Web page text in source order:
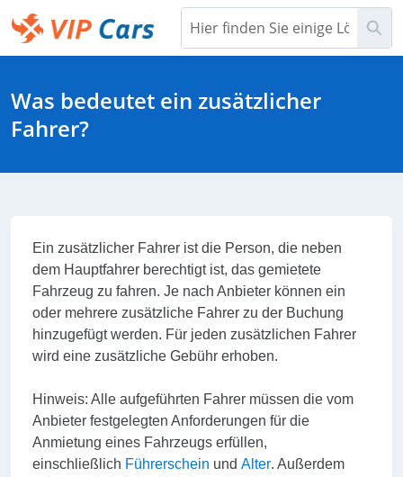
Weiter
mit
Hauptinhalt
Was bedeutet ein zusätzlicher
Fahrer?
Ein zusätzlicher Fahrer ist die Person, die neben
dem Hauptfahrer berechtigt ist, das gemietete
Fahrzeug zu fahren. Je nach Anbieter können ein
oder mehrere zusätzliche Fahrer zu der Buchung
hinzugefügt werden. Für jeden zusätzlichen Fahrer
wird eine zusätzliche Gebühr erhoben.
Hinweis: Alle aufgeführten Fahrer müssen die vom
Anbieter festgelegten Anforderungen für die
Anmietung eines Fahrzeugs erfüllen,
einschließlich Führerschein und Alter. Außerdem